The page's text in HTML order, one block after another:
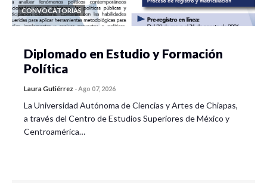
CONVOCATORIAS
Diplomado en Estudio y Formación
Política
Laura Gutiérrez -Ago 07, 2026
La Universidad Autónoma de Ciencias y Artes de Chiapas,
a través del Centro de Estudios Superiores de México y
Centroamérica…